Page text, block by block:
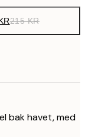
215 KR
bak havet, med